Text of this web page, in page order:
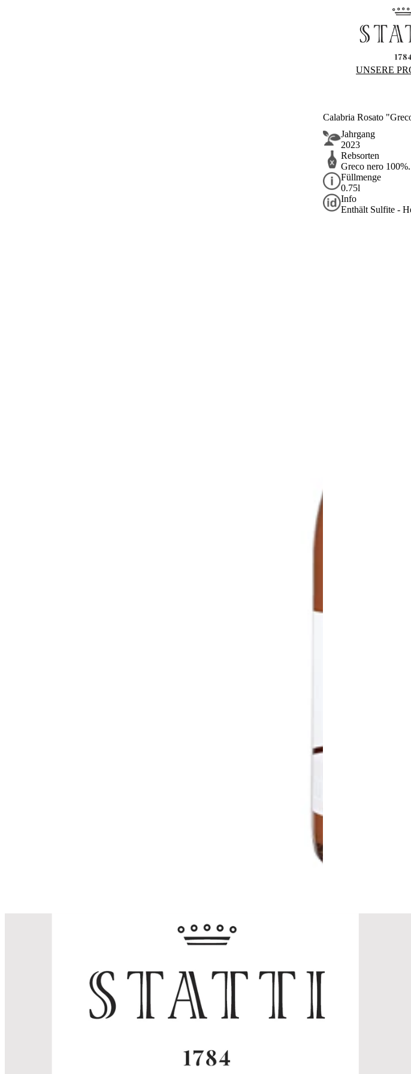
UNSERE
Calabria Rosato
Jahrgang
2023
Rebsorten
Greco nero 100%.
Füllmenge
0.75l
Info
Enthält Sulfite -